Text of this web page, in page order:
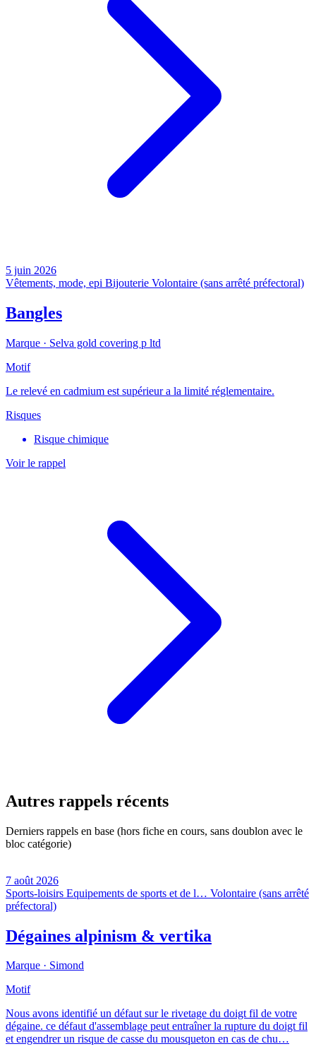
5 juin 2026
Vêtements, mode, epi Bijouterie Volontaire (sans arrêté préfectoral)
Bangles
Marque · Selva gold covering p ltd
Motif
Le relevé en cadmium est supérieur a la limité réglementaire.
Risques
Risque chimique
Voir le rappel
Autres rappels récents
Derniers rappels en base (hors fiche en cours, sans doublon avec le
bloc catégorie)
7 août 2026
Sports-loisirs Equipements de sports et de l… Volontaire (sans arrêté
préfectoral)
Dégaines alpinism & vertika
Marque · Simond
Motif
Nous avons identifié un défaut sur le rivetage du doigt fil de votre
dégaine. ce défaut d'assemblage peut entraîner la rupture du doigt fil
et engendrer un risque de casse du mousqueton en cas de chu…